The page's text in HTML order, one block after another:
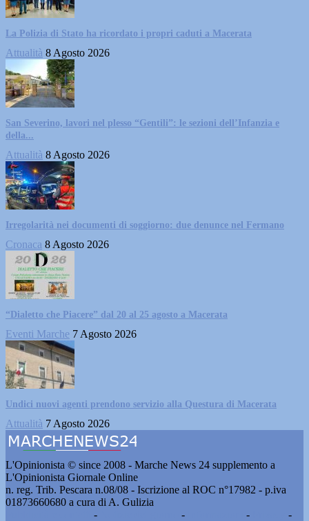
La Polizia di Stato ha ricordato i propri caduti a Macerata
Attualità 8 Agosto 2026
San Severino, lavori nel plesso “Gentili”: le sezioni dell’Infanzia e
della...
Attualità 8 Agosto 2026
Irregolarità nei documenti di soggiorno: due denunce nel Fermano
Cronaca 8 Agosto 2026
“Dialetto che Piacere” dal 20 al 25 agosto a Macerata
Eventi Marche 7 Agosto 2026
Undici nuovi agenti prendono servizio alla Questura di Macerata
Attualità 7 Agosto 2026
L'Opinionista © since 2008 - Marche News 24 supplemento a
L'Opinionista Giornale Online
n. reg. Trib. Pescara n.08/08 - Iscrizione al ROC n°17982 - p.iva
01873660680 a cura di A. Gulizia
- - -
-